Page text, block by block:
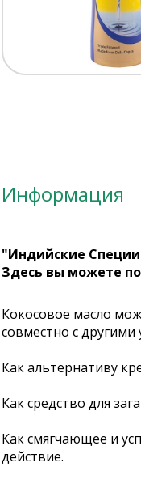
Информация
"Индийские
Здесь вы можете
Кокосовое масло
совместно с
Как альтернативу
Как средство для
Как смягчающее и
действие.